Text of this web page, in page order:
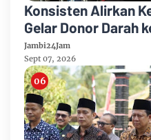
Konsisten Alirkan
Gelar Donor Darah
Anniversary Sinsen
Jambi24Jam
Sept 07, 2026